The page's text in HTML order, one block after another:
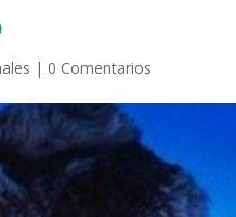
| 0 Comentarios